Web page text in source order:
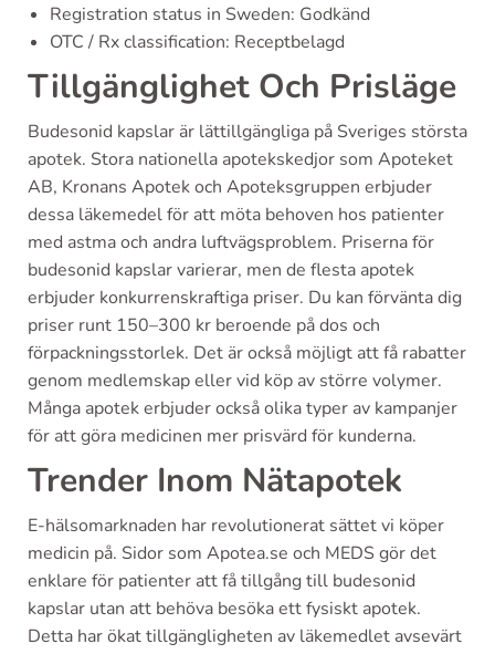
Registration status in Sweden: Godkänd
OTC / Rx classification: Receptbelagd
Tillgänglighet Och Prisläge
Budesonid kapslar är lättillgängliga på Sveriges största
apotek. Stora nationella apotekskedjor som Apoteket
AB, Kronans Apotek och Apoteksgruppen erbjuder
dessa läkemedel för att möta behoven hos patienter
med astma och andra luftvägsproblem. Priserna för
budesonid kapslar varierar, men de flesta apotek
erbjuder konkurrenskraftiga priser. Du kan förvänta dig
priser runt 150–300 kr beroende på dos och
förpackningsstorlek. Det är också möjligt att få rabatter
genom medlemskap eller vid köp av större volymer.
Många apotek erbjuder också olika typer av kampanjer
för att göra medicinen mer prisvärd för kunderna.
Trender Inom Nätapotek
E-hälsomarknaden har revolutionerat sättet vi köper
medicin på. Sidor som Apotea.se och MEDS gör det
enklare för patienter att få tillgång till budesonid
kapslar utan att behöva besöka ett fysiskt apotek.
Detta har ökat tillgängligheten av läkemedlet avsevärt